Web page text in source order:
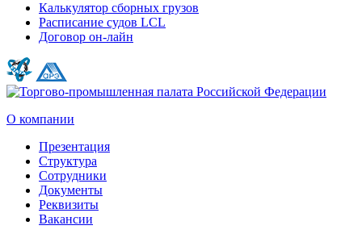
Калькулятор сборных грузов
Расписание судов LCL
Договор он-лайн
О компании
Презентация
Структура
Сотрудники
Документы
Реквизиты
Вакансии